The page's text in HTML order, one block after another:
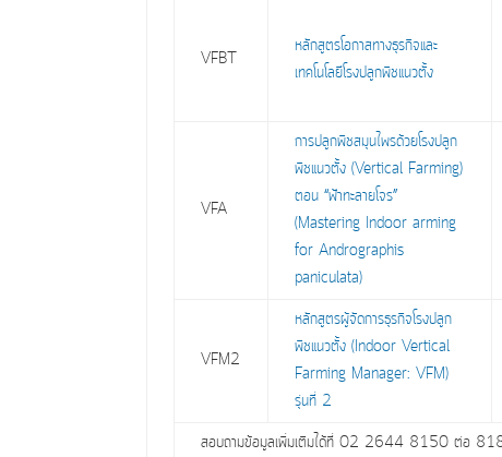
VFBT
หลักสูตรโอกาสทางธุรกิจและ
เทคโนโลยีโรงปลูกพืชแนวตั้ง
VFA
การปลูกพืชสมุนไพรด้วยโรงปลูก
พืชแนวตั้ง (Vertical Farming)
ตอน “ฟ้าทะลายโจร”
(Mastering Indoor arming
for Andrographis
paniculata)
VFM2
หลักสูตรผู้จัดการธุรกิจโรงปลูก
พืชแนวตั้ง (Indoor Vertical
Farming Manager: VFM)
รุ่นที่ 2
สอบถามข้อมูลเพิ่มเติมได้ที่ 02 2644 8150 ต่อ